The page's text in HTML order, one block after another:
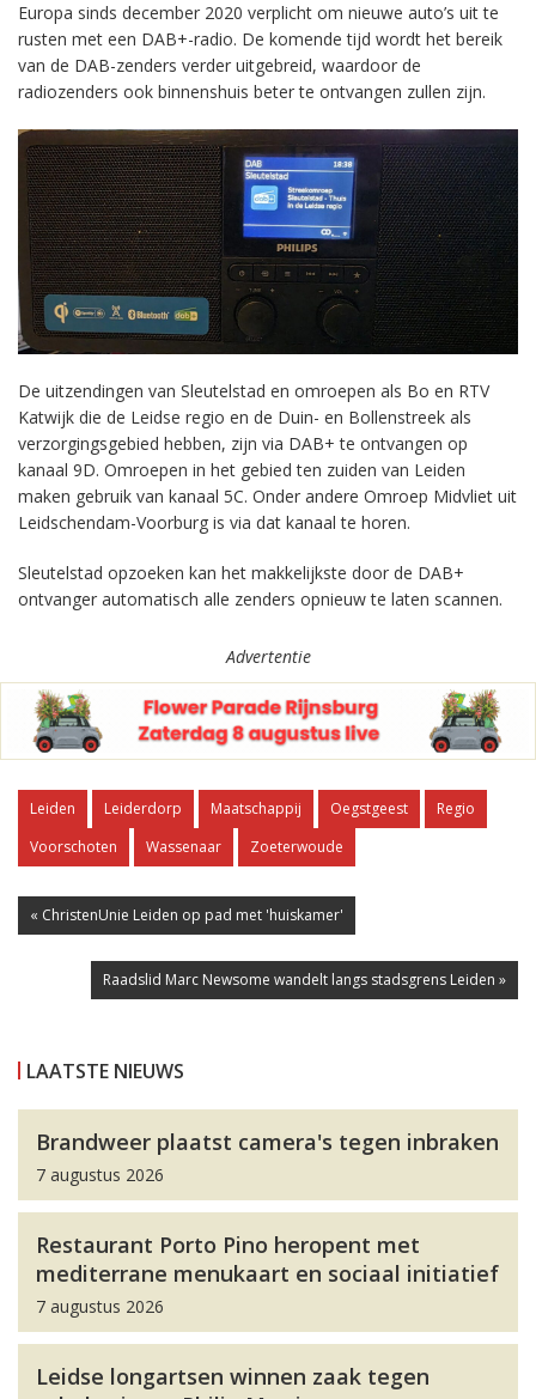
Europa sinds december 2020 verplicht om nieuwe auto’s uit te
rusten met een DAB+-radio. De komende tijd wordt het bereik
van de DAB-zenders verder uitgebreid, waardoor de
radiozenders ook binnenshuis beter te ontvangen zullen zijn.
De uitzendingen van Sleutelstad en omroepen als Bo en RTV
Katwijk die de Leidse regio en de Duin- en Bollenstreek als
verzorgingsgebied hebben, zijn via DAB+ te ontvangen op
kanaal 9D. Omroepen in het gebied ten zuiden van Leiden
maken gebruik van kanaal 5C. Onder andere Omroep Midvliet uit
Leidschendam-Voorburg is via dat kanaal te horen.
Sleutelstad opzoeken kan het makkelijkste door de DAB+
ontvanger automatisch alle zenders opnieuw te laten scannen.
Advertentie
Leiden Leiderdorp Maatschappij Oegstgeest
Regio
Voorschoten
Wassenaar Zoeterwoude
« ChristenUnie Leiden op pad met 'huiskamer'
Raadslid Marc Newsome wandelt langs stadsgrens Leiden »
LAATSTE NIEUWS
Brandweer plaatst camera's tegen inbraken
7 augustus 2026
Restaurant Porto Pino heropent met
mediterrane menukaart en sociaal initiatief
7 augustus 2026
Leidse longartsen winnen zaak tegen